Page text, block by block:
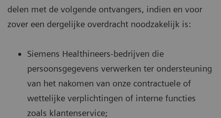
delen met de volgende ontvangers, indien en voor
zover een dergelijke overdracht noodzakelijk is:
Siemens Healthineers-bedrijven die
persoonsgegevens verwerken ter ondersteuning
van het nakomen van onze contractuele of
wettelijke verplichtingen of interne functies
zoals klantenservice;